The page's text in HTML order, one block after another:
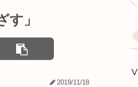
自身のパソコンの中に宮沢りえや
【画像】元大関・貴景勝の湊川親
障害年金受給大学生ワイ、就活や
【画像】ドイツの水着少女、14歳で
」
2019/11/18